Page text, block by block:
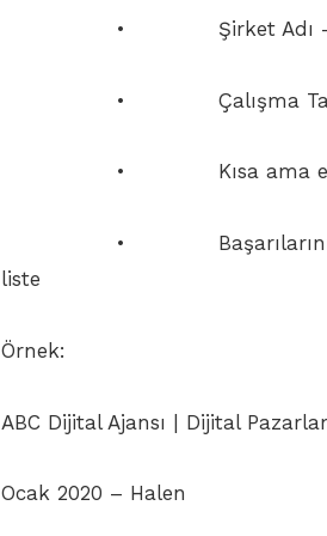
• Şirket Adı –
• Çalışma Tarihleri
• Kısa ama etkili
• Başarılarınızı ve
liste
Örnek:
ABC Dijital Ajansı | Dijital
Ocak 2020 – Halen